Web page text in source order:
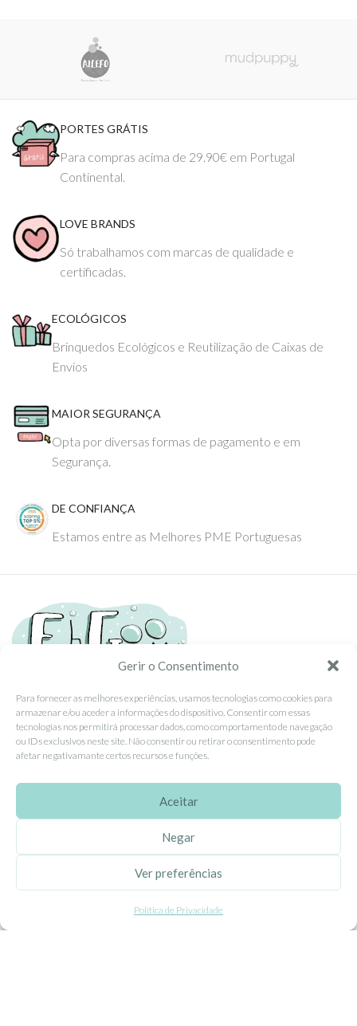
Gerir o Consentimento
Para fornecer as melhores experiências, usamos tecnologias como cookies para
armazenar e/ou aceder a informações do dispositivo. Consentir com essas
tecnologias nos permitirá processar dados, como comportamento de navegação
ou IDs exclusivos neste site. Não consentir ou retirar o consentimento pode
afetar negativamante certos recursos e funções.
Aceitar
Negar
Ver preferências
Política de Privacidade
PORTES GRÁTIS
Para compras acima de 29.90€ em Portugal
Continental.
LOVE BRANDS
Só trabalhamos com marcas de qualidade e
certificadas.
ECOLÓGICOS
Brinquedos Ecológicos e Reutilização de Caixas de
Envios
MAIOR SEGURANÇA
Opta por diversas formas de pagamento e em
Segurança.
DE CONFIANÇA
Estamos entre as Melhores PME Portuguesas
Tel: (351) 234095278 Custo de Chamada para Rede Fixa Nacional
Email: info@ehgoom.com
Rua José Afonso, Nº 50, 3800-438 Aveiro, Portugal
Sobre Nós
Propriedade Intelectual
Colaboração com Bloggers